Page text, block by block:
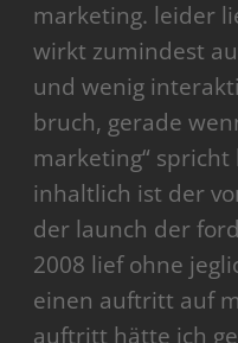
marketing. leider
wirkt zumindest
und wenig
bruch, gerade
marketing“
inhaltlich ist der
der launch der
2008 lief ohne
einen auftritt auf
auftritt hätte ich